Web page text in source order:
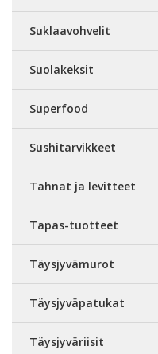
Suklaavohvelit
Suolakeksit
Superfood
Sushitarvikkeet
Tahnat ja levitteet
Tapas-tuotteet
Täysjyvämurot
Täysjyväpatukat
Täysjyväriisit